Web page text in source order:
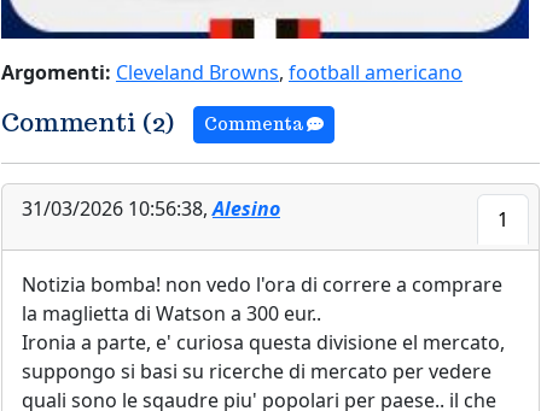
Argomenti: Cleveland Browns, football americano
Commenti (2) Commenta
31/03/2026 10:56:38,Alesino 1
Notizia bomba! non vedo l'ora di correre a comprare
la maglietta di Watson a 300 eur..
Ironia a parte, e' curiosa questa divisione el mercato,
suppongo si basi su ricerche di mercato per vedere
quali sono le sqaudre piu' popolari per paese.. il che